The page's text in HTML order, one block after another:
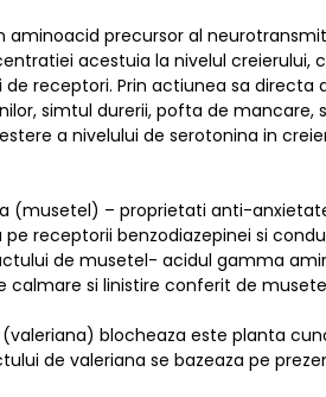
aminoacid precursor al
acestuia la nivelul creierului,
de receptori. Prin actiunea sa
simtul durerii, pofta de
a nivelului de serotonina in
(musetel) – proprietati anti-
receptorii benzodiazepinei si
de musetel- acidul gamma
si linistire conferit de
blocheaza este planta
de valeriana se bazeaza pe